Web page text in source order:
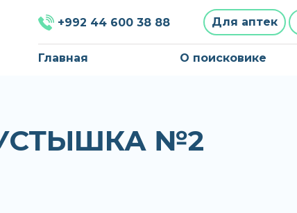
+992 44 600 38 88 Для аптек
Главная О поисковике
№2